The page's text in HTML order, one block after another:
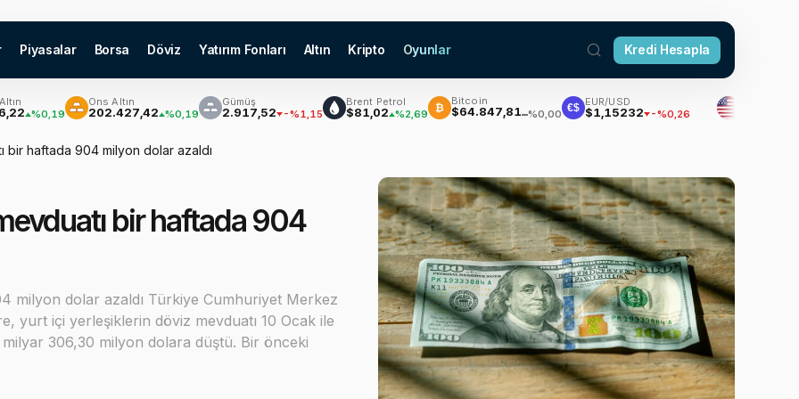
Piyasalar Borsa Döviz Yatırım Fonları Altın Kripto Oyunlar Kredi Hesapla
Ons Altın
202.427,42 %0,19
Gümüş
2.917,52 -%1,15
Brent Petrol
$81,02 %2,69 ₿
Bitcoin
$64.847,81 %0,00 €$
EUR/USD
$1,15232 -%0,26
Dolar
47,5941
bir haftada 904 milyon dolar azaldı
bir haftada 904
milyon dolar azaldı Türkiye Cumhuriyet Merkez
yurt içi yerleşiklerin döviz mevduatı 10 Ocak ile
306,30 milyon dolara düştü. Bir önceki